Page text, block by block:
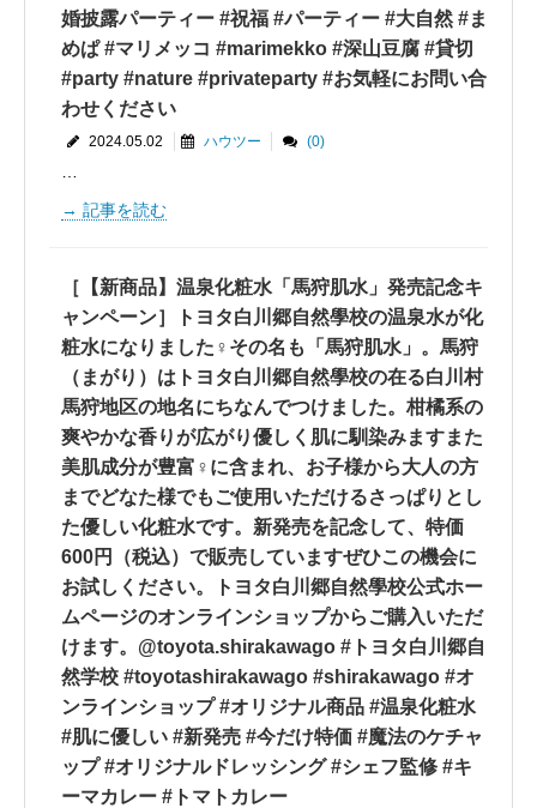
婚披露パーティー #祝福 #パーティー #大自然 #ま
めぱ #マリメッコ #marimekko #深山豆腐 #貸切
#party #nature #privateparty #お気軽にお問い合
わせください
2024.05.02 ハウツー (0)
記事を読む
［【新商品】温泉化粧水「馬狩肌水」発売記念キ
ャンペーン］トヨタ白川郷自然學校の温泉水が化
粧水になりました‍♀️その名も「馬狩肌水」。馬狩
（まがり）はトヨタ白川郷自然學校の在る白川村
馬狩地区の地名にちなんでつけました。柑橘系の
爽やかな香りが広がり優しく肌に馴染みます️また
美肌成分が豊富‍♀️に含まれ、お子様から大人の方
までどなた様でもご使用いただけるさっぱりとし
た優しい化粧水です。新発売を記念して、特価
600円（税込）で販売していますぜひこの機会に
お試しください。トヨタ白川郷自然學校公式ホー
ムページのオンラインショップからご購入いただ
けます。@toyota.shirakawago #トヨタ白川郷自
然学校 #toyotashirakawago #shirakawago #オ
ンラインショップ #オリジナル商品 #温泉化粧水
#肌に優しい #新発売 #今だけ特価 #魔法のケチャ
ップ #オリジナルドレッシング #シェフ監修 #キ
ーマカレー #トマトカレー